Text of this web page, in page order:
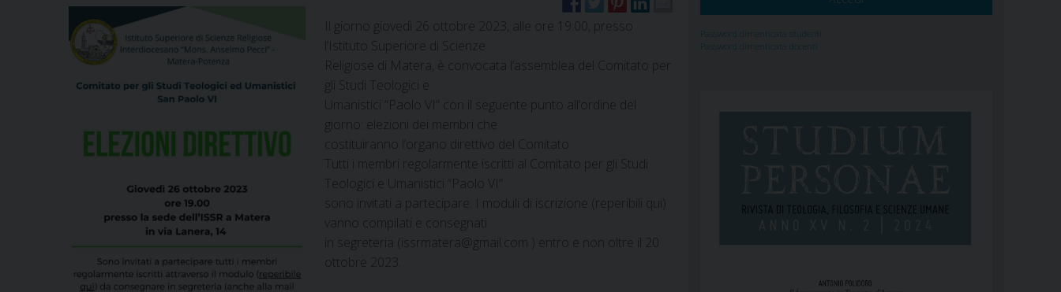
Il giorno giovedì 26 ottobre 2023, alle ore 19:00, presso
l’Istituto Superiore di Scienze
Religiose di Matera, è convocata l’assemblea del Comitato per
gli Studi Teologici e
Umanistici “Paolo VI” con il seguente punto all’ordine del
giorno: elezioni dei membri che
costituiranno l’organo direttivo del Comitato.
Tutti i membri regolarmente iscritti al Comitato per gli Studi
Teologici e Umanistici “Paolo VI”
sono invitati a partecipare. I moduli di iscrizione (reperibili qui)
vanno compilati e consegnati
in segreteria (issrmatera@gmail.com ) entro e non oltre il 20
ottobre 2023.
Password dimenticata studenti
Password dimenticata docenti